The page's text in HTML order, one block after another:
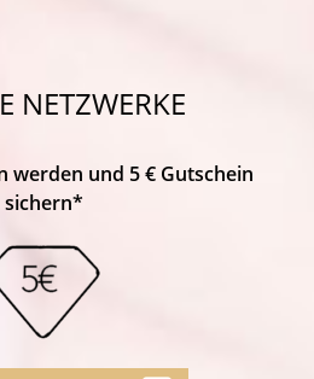
NETZWERKE
werden und 5 € Gutschein
sichern*